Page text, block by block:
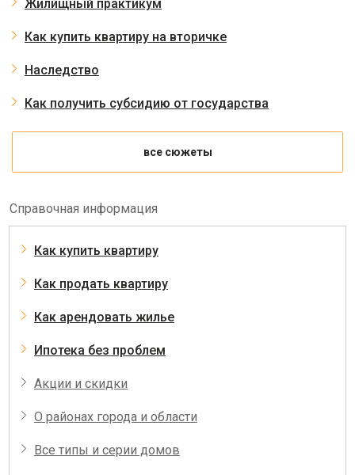
Жилищный практикум
Как купить квартиру на вторичке
Наследство
Как получить субсидию от государства
все сюжеты
Справочная информация
Как купить квартиру
Как продать квартиру
Как арендовать жилье
Ипотека без проблем
Акции и скидки
О районах города и области
Все типы и серии домов